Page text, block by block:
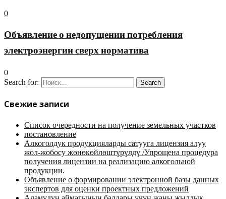
0
Объявление о недопущении потребления
электроэнергии сверх норматива
0
Search for:
Search
Свежие записи
Список очередности на получение земельных участков
постановление
Алкоголдук продукцияларды сатууга лицензия алуу
жол-жобосу жөнөкөйлөштүрүлдү /Упрощена процедура
получения лицензии на реализацию алкогольной
продукции.
Объявление о формировании электронной базы данных
экспертов для оценки проектных предложений